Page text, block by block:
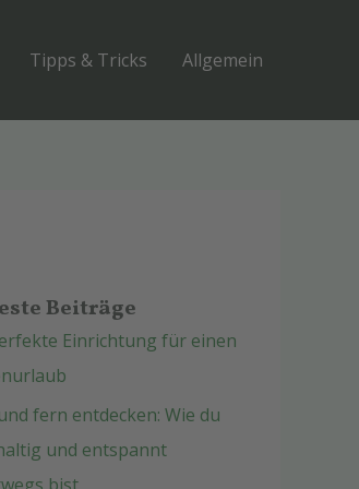
Tipps & Tricks Allgemein
Beiträge
Einrichtung für einen
fern entdecken: Wie du
und entspannt